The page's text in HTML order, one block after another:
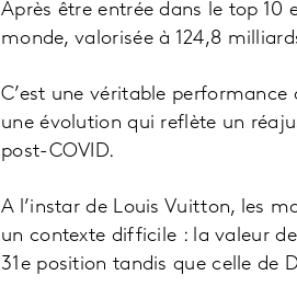
Après être entrée dans le top 10
monde, valorisée à 124,8
C’est une véritable performance
une évolution qui reflète un
post-COVID.
A l’instar de Louis Vuitton, les
un contexte difficile : la valeur
31e position tandis que celle de